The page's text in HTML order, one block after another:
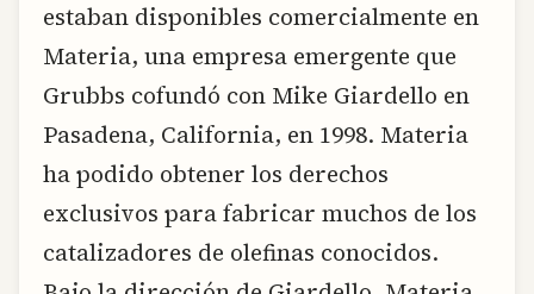
estaban disponibles comercialmente en
Materia, una empresa emergente que
Grubbs cofundó con Mike Giardello en
Pasadena, California, en 1998. Materia
ha podido obtener los derechos
exclusivos para fabricar muchos de los
catalizadores de olefinas conocidos.